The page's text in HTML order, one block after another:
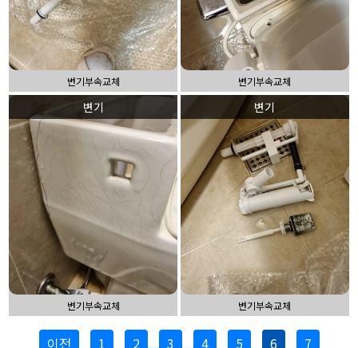
변기부속교체 변기부속교체
변기
변기부속교체
변기
변기부속교체
이전 1 2 3 4 5 6
7